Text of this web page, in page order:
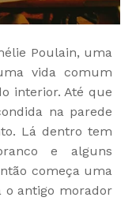
Poulain, uma
vida comum
interior. Até que
na parede
Lá dentro tem
e alguns
começa uma
o antigo morador